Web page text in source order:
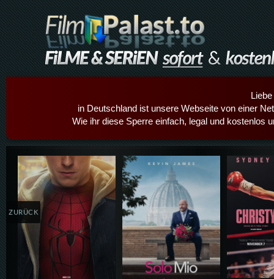
in Deutschland ist unsere Webseite von einer
Wie ihr diese Sperre einfach, legal und kostenlos
Details,Play Details,Play
ZURÜCK